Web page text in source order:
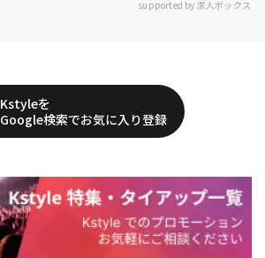
supported by 求人ボックス
Kstyleを
Google検索でお気に入り登録